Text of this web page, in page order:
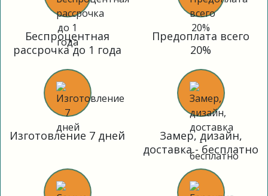
Беспроцентная
рассрочка до 1 года
Предоплата всего
20%
Изготовление 7 дней
Замер, дизайн,
доставка - бесплатно